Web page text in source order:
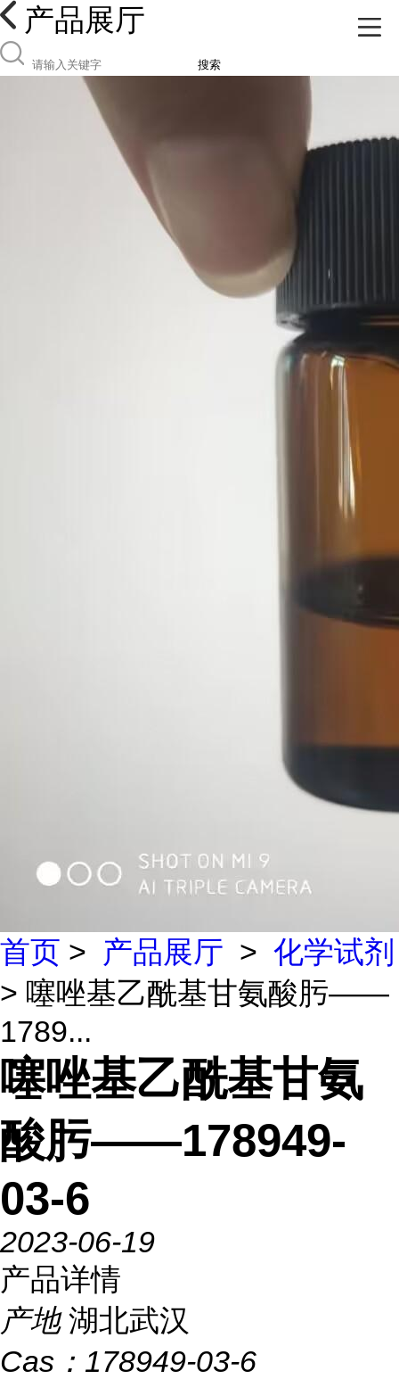
产品展厅
搜索
首页 > 产品展厅 > 化学试剂
> 噻唑基乙酰基甘氨酸肟——
1789...
噻唑基乙酰基甘氨
酸肟——178949-
03-6
2023-06-19
产品详情
产地 湖北武汉
Cas： 178949-03-6